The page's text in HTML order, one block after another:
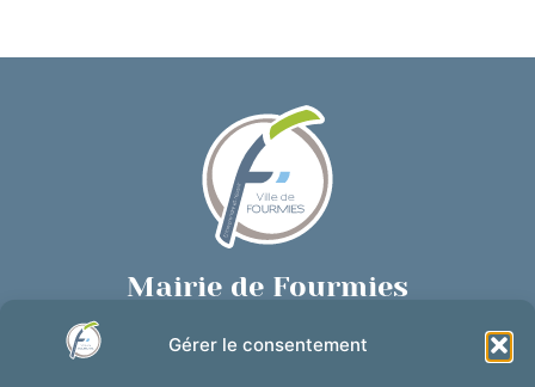
Gérer le consentement
Mairie de Fourmies
03 27 59 69 79